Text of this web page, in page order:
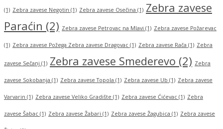
(1) Zebra zavese Negotin (1) Zebra zavese Osečina (1) Zebra zavese
Paraćin (2) Zebra zavese Petrovac na Mlavi (1) Zebra zavese Požarevac
(1) Zebra zavese Požega Zebra zavese Dragovac (1) Zebra zavese Rača (1) Zebra
zavese Sečanj (1) Zebra zavese Smederevo (2) Zebra
zavese Sokobanja (1) Zebra zavese Topola (1) Zebra zavese Ub (1) Zebra zavese
Varvarin (1) Zebra zavese Veliko Gradište (1) Zebra zavese Ćićevac (1) Zebra
zavese Šabac (1) Zebra zavese Žabari (1) Zebra zavese Žagubica (1) Zebra zavese